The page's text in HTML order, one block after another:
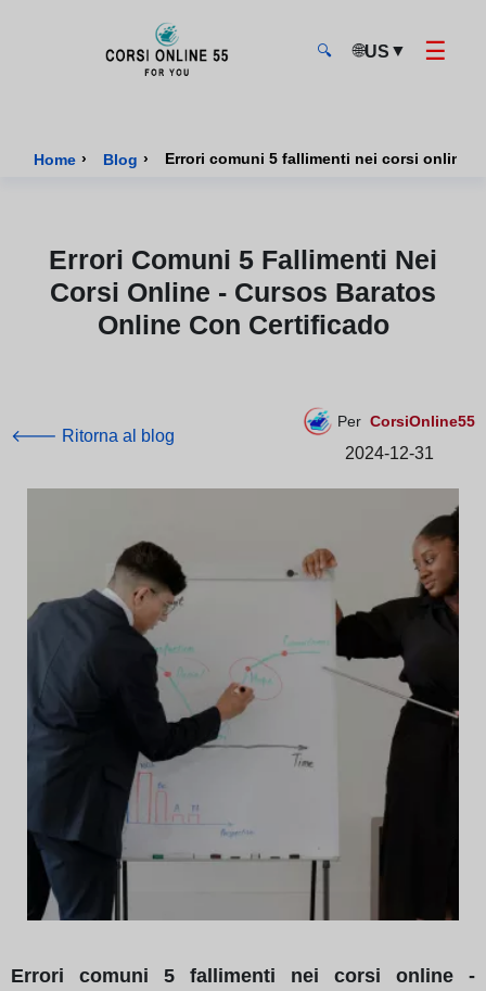
🔍 🌐US ▼ ☰
Home › Blog ›
Errori Comuni 5 Fallimenti Nei
Corsi Online - Cursos Baratos
Online Con Certificado
🡐 Ritorna al blog
Per CorsiOnline55
2024-12-31
Errori comuni 5 fallimenti nei corsi online -